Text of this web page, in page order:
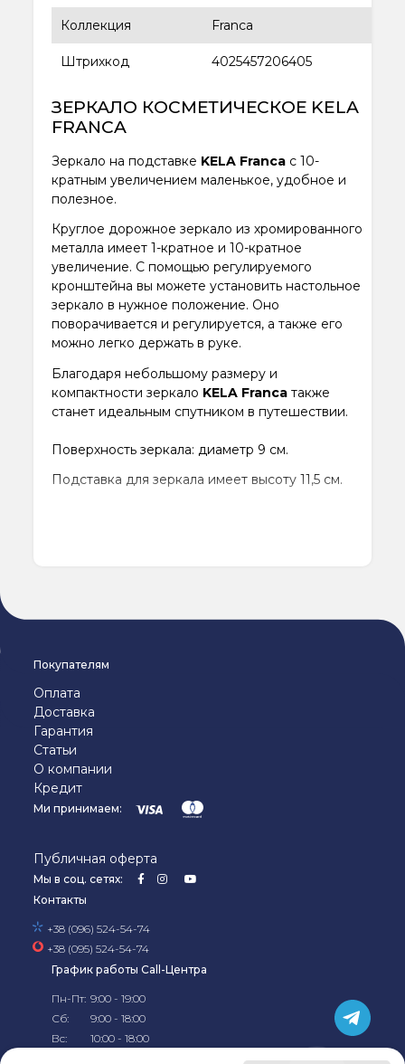
Коллекция Franca
Штрихкод 4025457206405
ЗЕРКАЛО КОСМЕТИЧЕСКОЕ KELA
FRANCA
Зеркало на подставке KELA Franca с 10-
кратным увеличением маленькое, удобное и
полезное.
Круглое дорожное зеркало из хромированного
металла имеет 1-кратное и 10-кратное
увеличение. С помощью регулируемого
кронштейна вы можете установить настольное
зеркало в нужное положение. Оно
поворачивается и регулируется, а также его
можно легко держать в руке.
Благодаря небольшому размеру и
компактности зеркало KELA Franca также
станет идеальным спутником в путешествии.
Поверхность зеркала: диаметр 9 см.
Подставка для зеркала имеет высоту 11,5 см.
Покупателям
Оплата
Доставка
Гарантия
Статьи
О компании
Кредит
Ми принимаем:
Публичная оферта
Мы в соц. сетях:
Контакты
+38 (096) 524-54-74
+38 (095) 524-54-74
График работы Call-Центра
Пн-Пт:
Сб:
Вс:
9:00 - 19:00
9:00 - 18:00
10:00 - 18:00